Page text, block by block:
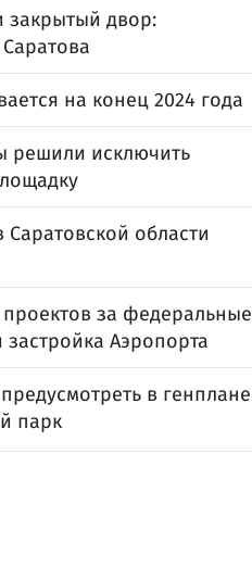
закрытый двор:
на конец 2024 года
решили исключить
области
за федеральные
Аэропорта
в генплане
парк